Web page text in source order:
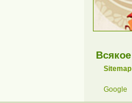
Всякое
Sitemap
Google